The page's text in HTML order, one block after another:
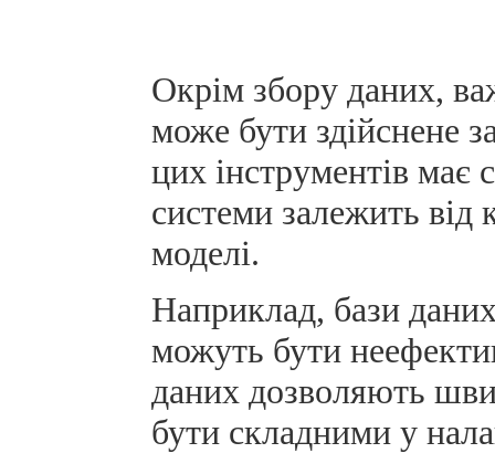
Окрім збору даних,
може бути здійснене
цих інструментів має
системи залежить від
моделі.
Наприклад, бази
можуть бути
даних дозволяють
бути складними у